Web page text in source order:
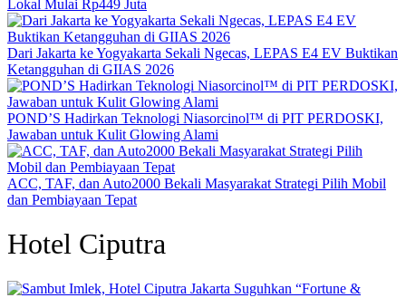
Lokal Mulai Rp449 Juta
Dari Jakarta ke Yogyakarta Sekali Ngecas, LEPAS E4 EV Buktikan
Ketangguhan di GIIAS 2026
POND’S Hadirkan Teknologi Niasorcinol™ di PIT PERDOSKI,
Jawaban untuk Kulit Glowing Alami
ACC, TAF, dan Auto2000 Bekali Masyarakat Strategi Pilih Mobil
dan Pembiayaan Tepat
Hotel Ciputra